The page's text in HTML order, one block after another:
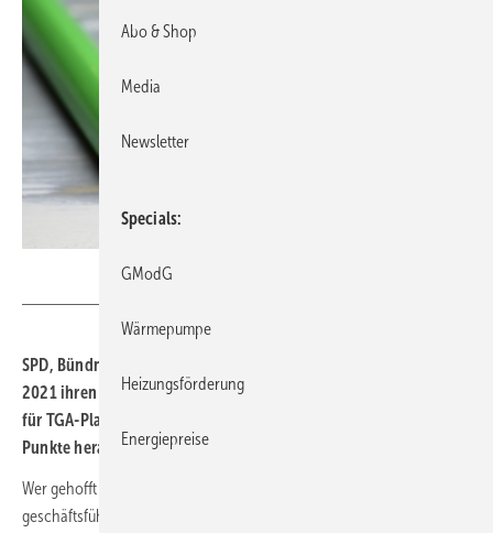
SPD, Bündnis 90 / Die Grünen und FDP haben am 24. November
2021 ihren Ampel-Koalitionsvertrag präsentiert. Wir haben die
für TGA-Planer, SHK-Betriebe und Energieberater wichtigen
Punkte herausgelesen.
Wer gehofft hat, dass die Ampel-Koalition das noch von der
geschäftsführenden Bundesregierung angekündigte Ende der
Abo & Shop
Media
Newsletter
Specials
GModG
Wärmepumpe
Heizungsförderung
Energiepreise